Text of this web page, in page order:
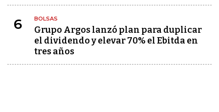
6 BOLSAS
Grupo Argos lanzó plan para duplicar
el dividendo y elevar 70% el Ebitda en
tres años